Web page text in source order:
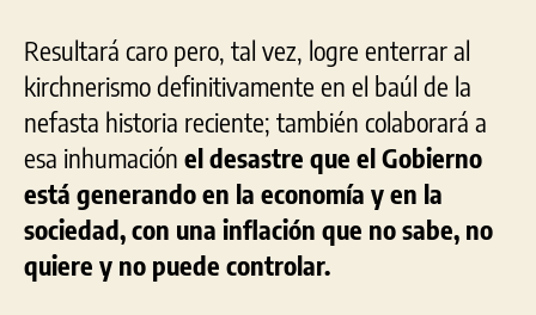
Resultará caro pero, tal vez, logre enterrar al
kirchnerismo definitivamente en el baúl de la
nefasta historia reciente; también colaborará a
esa inhumación el desastre que el Gobierno
está generando en la economía y en la
sociedad, con una inflación que no sabe, no
quiere y no puede controlar.